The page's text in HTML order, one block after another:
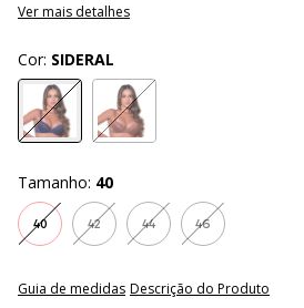
Ver mais detalhes
Cor: SIDERAL
Tamanho: 40
40 42 44 46
Guia de medidas Descrição do Produto